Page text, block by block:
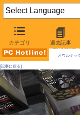
カテゴリ 過去記事
AKIBA
オウルテッ
[記事に戻る]